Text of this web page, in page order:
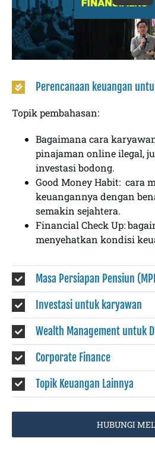
Perencanaan keuangan
Topik pembahasan:
Bagaimana cara
pinajaman online ilegal,
investasi bodong.
Good Money Habit: cara
keuangannya dengan
semakin sejahtera.
Financial Check Up:
menyehatkan kondisi
Masa Persiapan Pensiun
Investasi untuk karyawan
Wealth Management untuk
Corporate Finance
Topik Keuangan Lainnya
HUBUNGI